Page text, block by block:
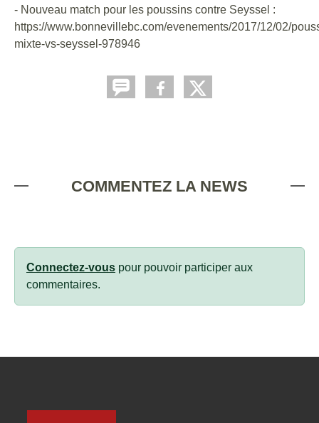
- Nouveau match pour les poussins contre Seyssel :
https://www.bonnevillebc.com/evenements/2017/12/02/
mixte-vs-seyssel-978946
COMMENTEZ LA NEWS
Connectez-vous pour pouvoir participer aux
commentaires.